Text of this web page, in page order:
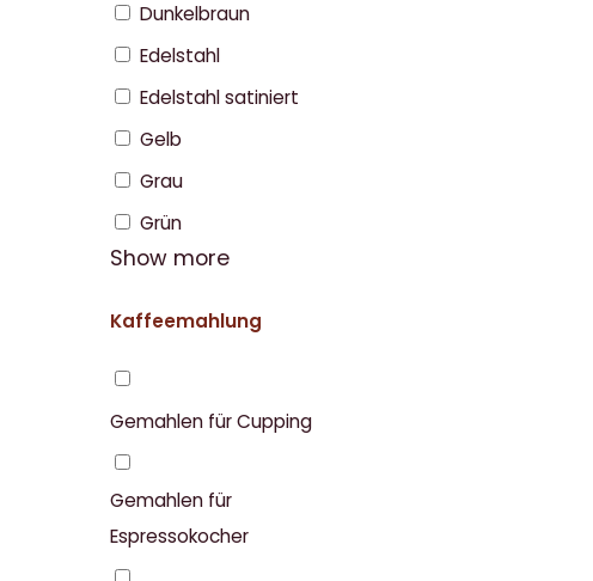
Dunkelbraun
Edelstahl
Edelstahl satiniert
Gelb
Grau
Grün
Show more
Kaffeemahlung
Gemahlen für Cupping
Gemahlen für
Espressokocher